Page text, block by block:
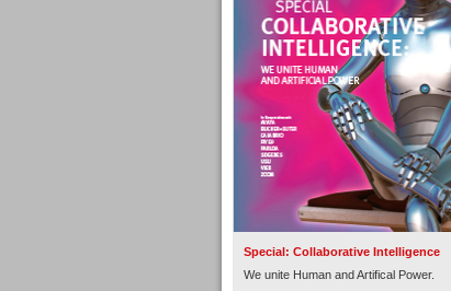
Special: Collaborative Intelligence
We unite Human and Artifical Power.
Personal
Inbound